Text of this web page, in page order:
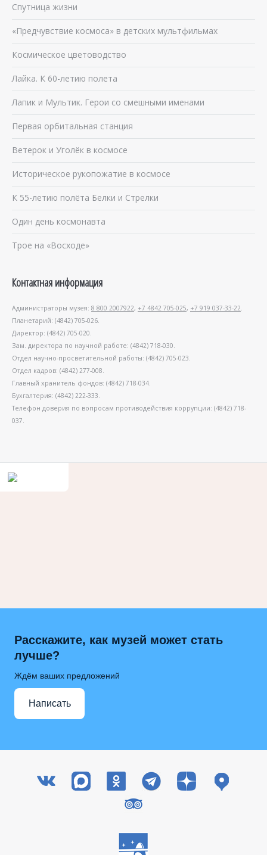
Спутница жизни
«Предчувствие космоса» в детских мультфильмах
Космическое цветоводство
Лайка. К 60-летию полета
Лапик и Мультик. Герои со смешными именами
Первая орбитальная станция
Ветерок и Уголёк в космосе
Историческое рукопожатие в космосе
К 55-летию полёта Белки и Стрелки
Один день космонавта
Трое на «Восходе»
Контактная информация
Администраторы музея: 8 800 2007922, +7 4842 705-025, +7 919 037-33-22.
Планетарий: (4842) 705-026.
Директор: (4842) 705-020.
Зам. директора по научной работе: (4842) 718-030.
Отдел научно-просветительной работы: (4842) 705-023.
Отдел кадров: (4842) 277-008.
Главный хранитель фондов: (4842) 718-034.
Бухгалтерия: (4842) 222-333.
Телефон доверия по вопросам противодействия коррупции: (4842) 718-
037.
Расскажите, как музей может стать
лучше?
Ждём ваших предложений
Написать